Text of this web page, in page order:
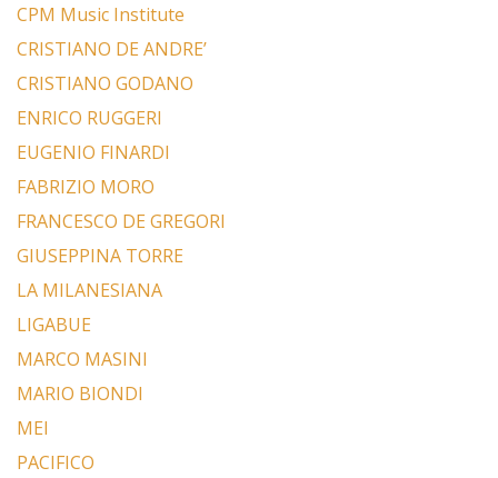
CPM Music Institute
CRISTIANO DE ANDRE’
CRISTIANO GODANO
ENRICO RUGGERI
EUGENIO FINARDI
FABRIZIO MORO
FRANCESCO DE GREGORI
GIUSEPPINA TORRE
LA MILANESIANA
LIGABUE
MARCO MASINI
MARIO BIONDI
MEI
PACIFICO